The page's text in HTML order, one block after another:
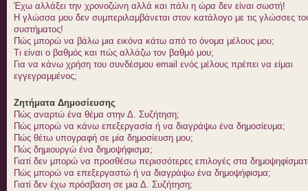
Έχω αλλάξει την χρονοζώνη αλλά και πάλι η ώρα δεν είναι σωστή!
Η γλώσσα μου δεν συμπεριλαμβάνεται στον κατάλογο με τις γλώσσες
συστήματος!
Πώς μπορώ να βάλω μια εικόνα κάτω από το όνομα μέλους μου;
Τι είναι ο βαθμός και πώς αλλάζω τον βαθμό μου;
Για να κάνω χρήση του συνδέσμου email ενός μέλους πρέπει να είμαι
εγγεγραμμένος;
Ζητήματα Δημοσίευσης
Πώς αναρτώ ένα θέμα στην Δ. Συζήτηση;
Πώς μπορώ να κάνω επεξεργασία ή να διαγράψω ένα δημοσίευμα;
Πώς θέτω υπογραφή σε μία δημοσίευση μου;
Πώς δημιουργώ ένα δημοψήφισμα;
Γιατί δεν μπορώ να προσθέσω περισσότερες επιλογές στα
Πώς μπορώ να επεξεργαστώ ή να διαγράψω ένα δημοψήφισμα;
Γιατί δεν έχω πρόσβαση σε μια Δ. Συζήτηση;